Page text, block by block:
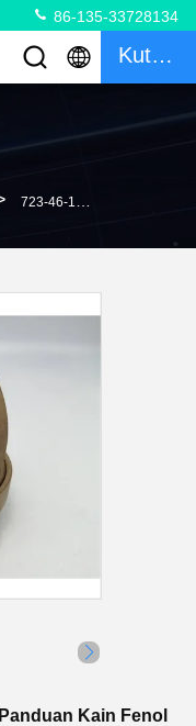
86-135-33728134
Kutipan
723-46-18720 709-74-921 Cincin Panduan Kain Fenol Resin WR 700-13-31161 Untuk Cincin Piston Hidrolik 07156-01417
Kain Fenol